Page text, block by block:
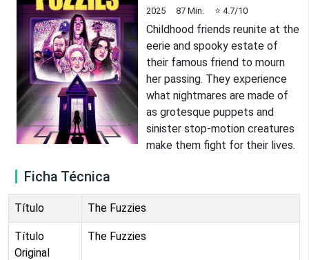
2025 87 Min. ⭐ 4.7/10
Childhood friends reunite at the
eerie and spooky estate of
their famous friend to mourn
her passing. They experience
what nightmares are made of
as grotesque puppets and
sinister stop-motion creatures
make them fight for their lives.
Ficha Técnica
Título The Fuzzies
Título
Original
The Fuzzies